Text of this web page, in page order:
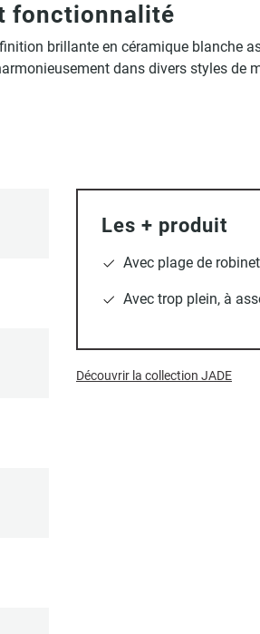
fonctionnalité
brillante en céramique blanche
dans divers styles de
Les + produit
Avec plage de
Avec trop plein, à
Découvrir la collection JADE